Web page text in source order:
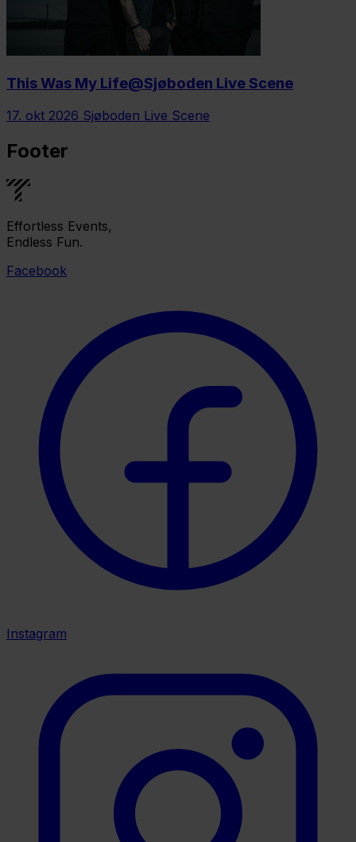
This Was My Life@Sjøboden Live Scene
17. okt 2026 Sjøboden Live Scene
Footer
Effortless Events,
Endless Fun.
Facebook
Instagram